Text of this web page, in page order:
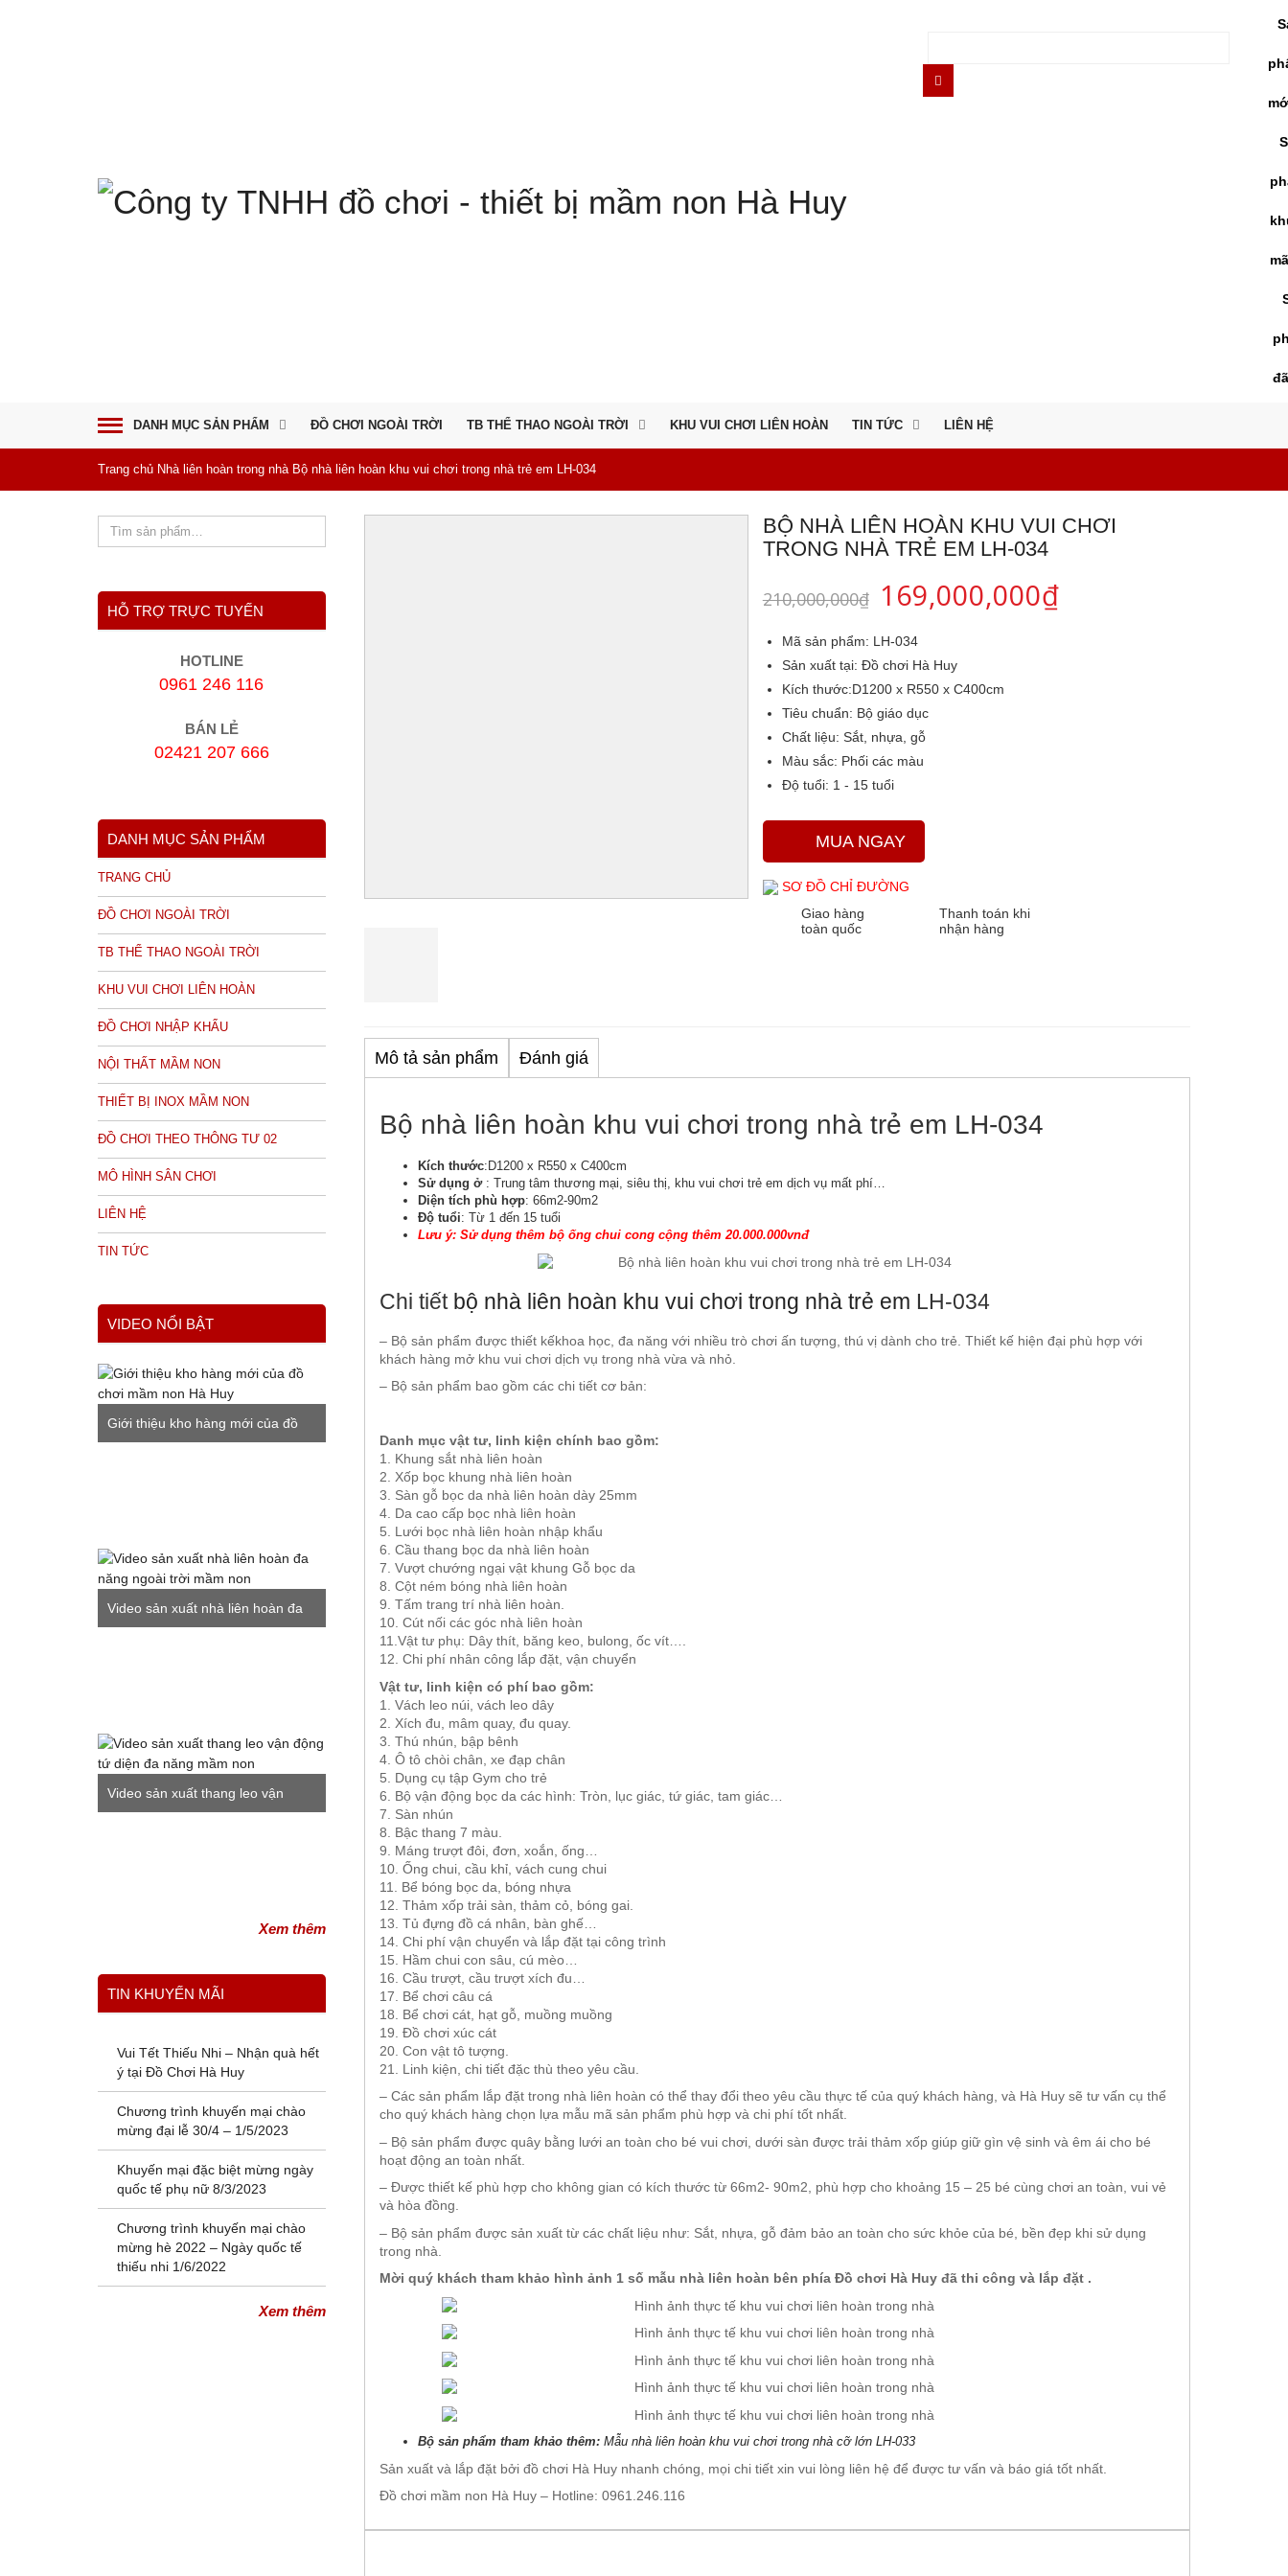
DANH MỤC SẢN PHẨM ĐỒ CHƠI NGOÀI TRỜI TB THỂ THAO NGOÀI TRỜI KHU VUI CHƠI LIÊN HOÀN TIN TỨC LIÊN HỆ
Trang chủ Nhà liên hoàn trong nhà Bộ nhà liên hoàn khu vui chơi trong nhà trẻ em LH-034
BỘ NHÀ LIÊN HOÀN KHU VUI CHƠI
TRONG NHÀ TRẺ EM LH-034
210,000,000₫ 169,000,000₫
Mã sản phẩm: LH-034
Sản xuất tại: Đồ chơi Hà Huy
Kích thước:D1200 x R550 x C400cm
Tiêu chuẩn: Bộ giáo dục
Chất liệu: Sắt, nhựa, gỗ
Màu sắc: Phối các màu
Độ tuổi: 1 - 15 tuổi
MUA NGAY
SƠ ĐỒ CHỈ ĐƯỜNG
Giao hàng
toàn quốc
Thanh toán khi
nhận hàng
Mô tả sản phẩm Đánh giá
Bộ nhà liên hoàn khu vui chơi trong nhà trẻ em LH-034
Kích thước:D1200 x R550 x C400cm
Sử dụng ở: Trung tâm thương mại, siêu thị, khu vui chơi trẻ em dịch vụ mất phí…
Diện tích phù hợp: 66m2-90m2
Độ tuổi: Từ 1 đến 15 tuổi
Lưu ý: Sử dụng thêm bộ ống chui cong cộng thêm 20.000.000vnđ
Chi tiết bộ nhà liên hoàn khu vui chơi trong nhà trẻ em LH-034
– Bộ sản phẩm được thiết kếkhoa học, đa năng với nhiều trò chơi ấn tượng, thú vị dành cho trẻ. Thiết kế hiện đại phù hợp với
khách hàng mở khu vui chơi dịch vụ trong nhà vừa và nhỏ.
– Bộ sản phẩm bao gồm các chi tiết cơ bản:
Danh mục vật tư, linh kiện chính bao gồm:
1. Khung sắt nhà liên hoàn
2. Xốp bọc khung nhà liên hoàn
3. Sàn gỗ bọc da nhà liên hoàn dày 25mm
4. Da cao cấp bọc nhà liên hoàn
5. Lưới bọc nhà liên hoàn nhập khẩu
6. Cầu thang bọc da nhà liên hoàn
7. Vượt chướng ngại vật khung Gỗ bọc da
8. Cột ném bóng nhà liên hoàn
9. Tấm trang trí nhà liên hoàn.
10. Cút nối các góc nhà liên hoàn
11.Vật tư phụ: Dây thít, băng keo, bulong, ốc vít….
12. Chi phí nhân công lắp đặt, vận chuyển
Vật tư, linh kiện có phí bao gồm:
1. Vách leo núi, vách leo dây
2. Xích đu, mâm quay, đu quay.
3. Thú nhún, bập bênh
4. Ô tô chòi chân, xe đạp chân
5. Dụng cụ tập Gym cho trẻ
6. Bộ vận động bọc da các hình: Tròn, lục giác, tứ giác, tam giác…
7. Sàn nhún
8. Bậc thang 7 màu.
9. Máng trượt đôi, đơn, xoắn, ống…
10. Ống chui, cầu khỉ, vách cung chui
11. Bể bóng bọc da, bóng nhựa
12. Thảm xốp trải sàn, thảm cỏ, bóng gai.
13. Tủ đựng đồ cá nhân, bàn ghế…
14. Chi phí vận chuyển và lắp đặt tại công trình
15. Hầm chui con sâu, cú mèo…
16. Cầu trượt, cầu trượt xích đu…
17. Bể chơi câu cá
18. Bể chơi cát, hạt gỗ, muồng muồng
19. Đồ chơi xúc cát
20. Con vật tô tượng.
21. Linh kiện, chi tiết đặc thù theo yêu cầu.
– Các sản phẩm lắp đặt trong nhà liên hoàn có thể thay đổi theo yêu cầu thực tế của quý khách hàng, và Hà Huy sẽ tư vấn cụ thể
cho quý khách hàng chọn lựa mẫu mã sản phẩm phù hợp và chi phí tốt nhất.
– Bộ sản phẩm được quây bằng lưới an toàn cho bé vui chơi, dưới sàn được trải thảm xốp giúp giữ gìn vệ sinh và êm ái cho bé
hoạt động an toàn nhất.
– Được thiết kế phù hợp cho không gian có kích thước từ 66m2- 90m2, phù hợp cho khoảng 15 – 25 bé cùng chơi an toàn, vui vẻ
và hòa đồng.
– Bộ sản phẩm được sản xuất từ các chất liệu như: Sắt, nhựa, gỗ đảm bảo an toàn cho sức khỏe của bé, bền đẹp khi sử dụng
trong nhà.
M ời quý khách tham khảo hình ảnh 1 số mẫu nhà liên hoàn bên phía Đồ chơi H àHuy đãthi công vàl ắp đặt .
Bộ sản phẩm tham khảo thêm: Mẫu nhà liên hoàn khu vui chơi trong nhà cỡ lớn LH-033
Sản xuất và lắp đặt bởi đồ chơi Hà Huy nhanh chóng, mọi chi tiết xin vui lòng liên hệ để được tư vấn và báo giá tốt nhất.
Đồ chơi mầm non Hà Huy – Hotline: 0961.246.116
HỖ TRỢ TRỰC TUYẾN
HOTLINE
0961 246 116
BÁN LẺ
02421 207 666
DANH MỤC SẢN PHẨM
TRANG CHỦ
ĐỒ CHƠI NGOÀI TRỜI
TB THỂ THAO NGOÀI TRỜI
KHU VUI CHƠI LIÊN HOÀN
ĐỒ CHƠI NHẬP KHẨU
NỘI THẤT MẦM NON
THIẾT BỊ INOX MẦM NON
ĐỒ CHƠI THEO THÔNG TƯ 02
MÔ HÌNH SÂN CHƠI
LIÊN HỆ
TIN TỨC
VIDEO NỔI BẬT
Giới thiệu kho hàng mới của đồ
Video sản xuất nhà liên hoàn đa
Video sản xuất thang leo vận
Xem thêm
TIN KHUYẾN MÃI
Vui Tết Thiếu Nhi – Nhận quà hết
ý tại Đồ Chơi Hà Huy
Chương trình khuyến mại chào
mừng đại lễ 30/4 – 1/5/2023
Khuyến mại đặc biệt mừng ngày
quốc tế phụ nữ 8/3/2023
Chương trình khuyến mại chào
mừng hè 2022 – Ngày quốc tế
thiếu nhi 1/6/2022
Xem thêm